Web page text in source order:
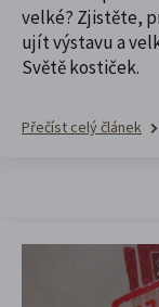
velké? Zjistěte,
ujít výstavu a
Světě kostiček.
Přečíst celý článek